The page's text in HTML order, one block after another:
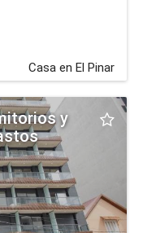
Casa en El Pinar
y